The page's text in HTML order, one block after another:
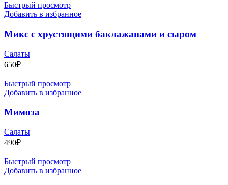
Быстрый просмотр
Добавить в избранное
Микс с хрустящими баклажанами и сыром
Салаты
650₽
Быстрый просмотр
Добавить в избранное
Мимоза
Салаты
490₽
Быстрый просмотр
Добавить в избранное